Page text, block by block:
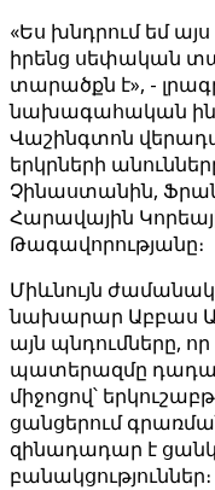
«Ես խնդրում եմ
իրենց սեփական
տարածքն է», -
նախագահական
Վաշինգտոն
երկրների
Չինաստանին,
Հարավային
Թագավորությանը։
Միևնույն
նախարար Աբբաս
այն պնդումները,
պատերազմը
միջոցով՝
ցանցերում
զինադադար է
բանակցություններ։